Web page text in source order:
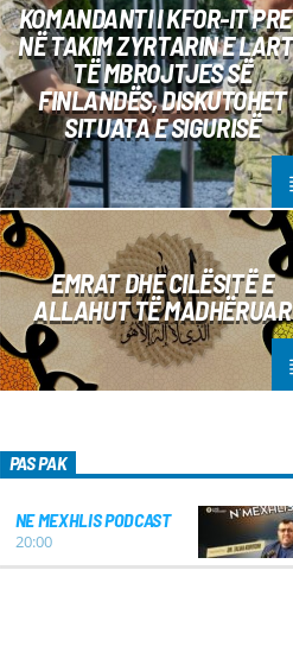
KOMANDANTI I KFOR-IT
NË TAKIM ZYRTARIN E
TË MBROJTJES SË
FINLANDËS, DISKUTOHET
SITUATA E SIGURISË
EMRAT DHE CILËSITË E
ALLAHUT TË MADHËRUAR
PAS PAK
NE MEXHLIS PODCAST
20:00